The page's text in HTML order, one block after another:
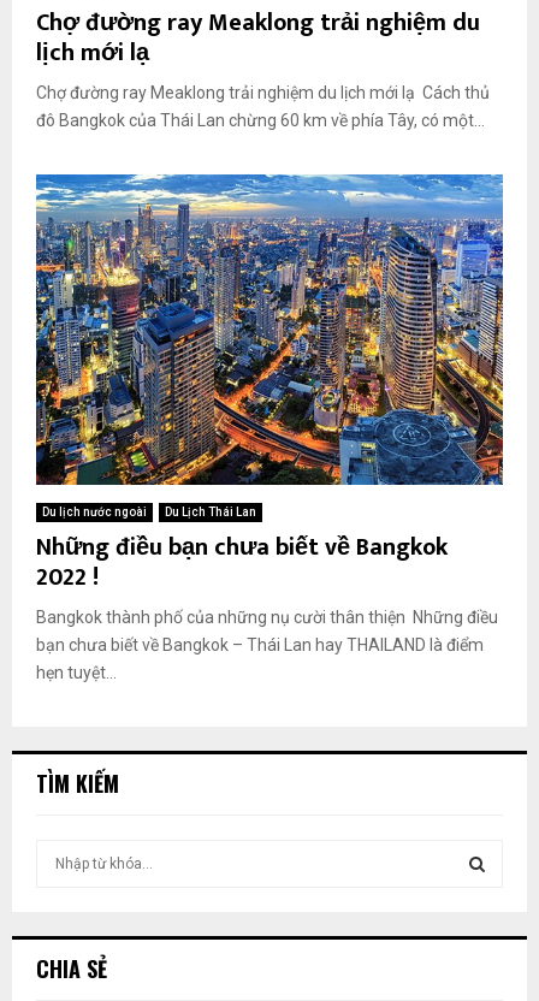
Chợ đường ray Meaklong trải nghiệm du
lịch mới lạ
Chợ đường ray Meaklong trải nghiệm du lịch mới lạ Cách thủ
đô Bangkok của Thái Lan chừng 60 km về phía Tây, có một...
Du lịch nước ngoài Du Lịch Thái Lan
Những điều bạn chưa biết về Bangkok
2022 !
Bangkok thành phố của những nụ cười thân thiện Những điều
bạn chưa biết về Bangkok – Thái Lan hay THAILAND là điểm
hẹn tuyệt...
TÌM KIẾM
ế
CHIA SẺ